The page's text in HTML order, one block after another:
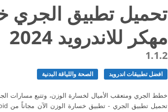
تحميل تطبيق الجري
مهكر للاندرويد 2024
1.1.2
افضل تطبيقات اندرويد الصحة واللياقة البدنية